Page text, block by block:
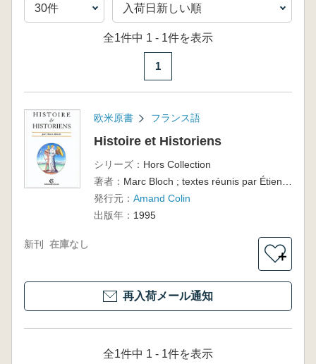
全1件中 1 - 1件を表示
1
欧米原書 フランス語
Histoire et Historiens
シリーズ： Hors Collection
著者：
発行元： Amand Colin
出版年： 1995
新刊 在庫なし
＋
再入荷メール通知
全1件中 1 - 1件を表示